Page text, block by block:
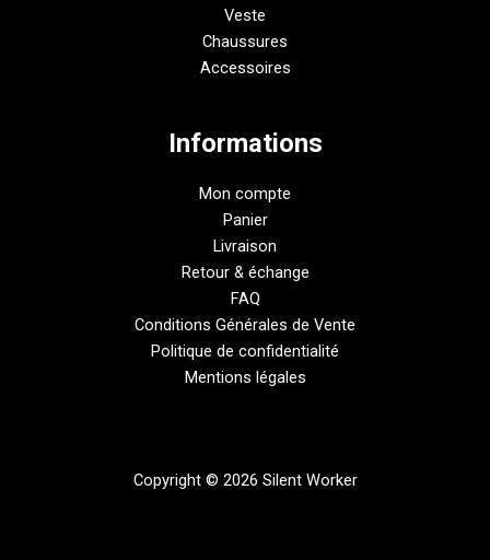
Veste
Chaussures
Accessoires
Informations
Mon compte
Panier
Livraison
Retour & échange
FAQ
Conditions Générales de Vente
Politique de confidentialité
Mentions légales
Copyright © 2026 Silent Worker